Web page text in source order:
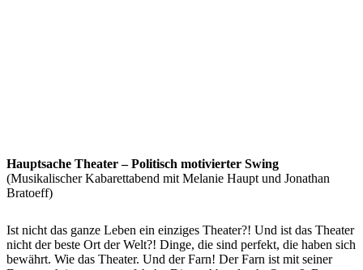
Hauptsache Theater – Politisch motivierter Swing
(Musikalischer Kabarettabend mit Melanie Haupt und Jonathan
Bratoeff)
Ist nicht das ganze Leben ein einziges Theater?! Und ist das Theater
nicht der beste Ort der Welt?! Dinge, die sind perfekt, die haben sich
bewährt. Wie das Theater. Und der Farn! Der Farn ist mit seiner